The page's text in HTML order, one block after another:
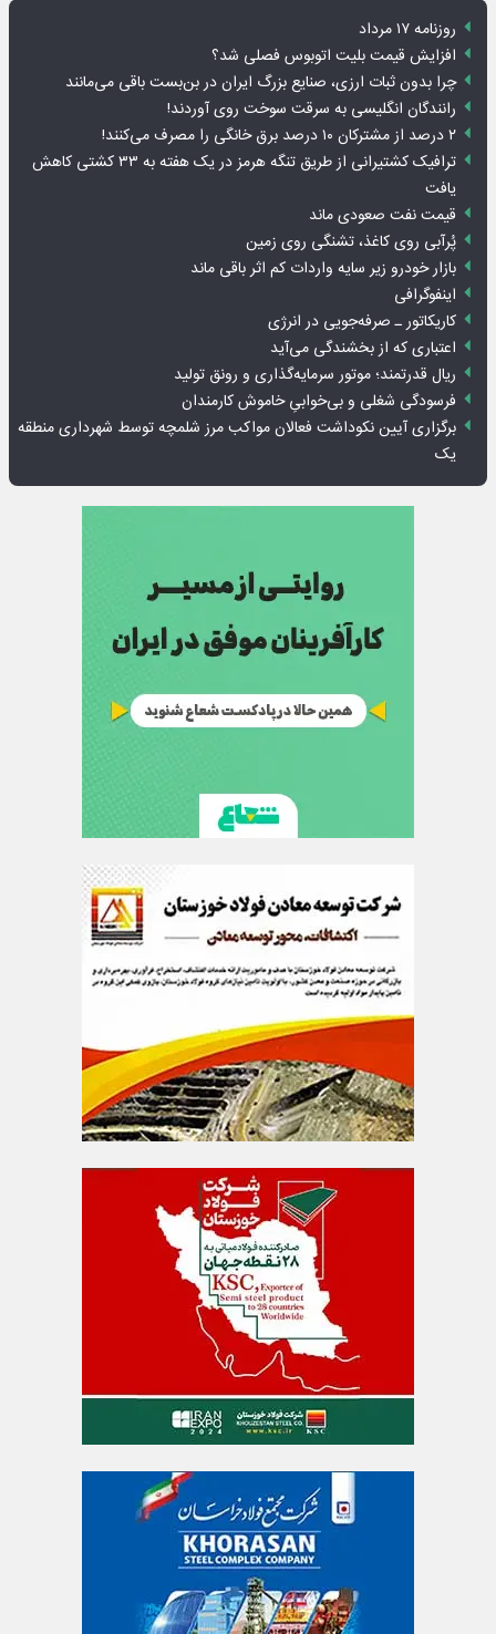
روزنامه ۱۷ مرداد
افزایش قیمت بلیت اتوبوس فصلی شد؟
چرا بدون ثبات ارزی، صنایع بزرگ ایران در بن‌بست باقی می‌مانند
رانندگان انگلیسی به سرقت سوخت روی آوردند!
۲ درصد از مشترکان ۱۰ درصد برق خانگی را مصرف می‌کنند!
ترافیک کشتیرانی از طریق تنگه هرمز در یک هفته به ۳۳ کشتی کاهش
یافت
قیمت نفت صعودی ماند
پُرآبی روی کاغذ، تشنگی روی زمین
بازار خودرو زیر سایه واردات کم اثر باقی ماند
اینفوگرافی
کاریکاتور ـ صرفه‌جویی در انرژی
اعتباری که از بخشندگی می‌آید
ریال قدرتمند؛ موتور سرمایه‌گذاری و رونق تولید
فرسودگی شغلی و بی‌خوابیِ خاموش کارمندان
برگزاری آیین نکوداشت فعالان مواکب مرز شلمچه توسط شهرداری منطقه
یک